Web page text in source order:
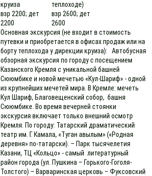
круиза
взр 2200; дет
2200
теплоходе)
взр 2600; дет
2600
Основная экскурсия (не входит в стоимость
путевки и приобретается в офисах продаж или на
борту теплохода у дирекции круиза): Автобусная
обзорная экскурсия по городу с посещением
Казанского Кремля с уникальной башней
Сююмбике и новой мечетью «Кул-Шариф» - одной
из крупнейших мечетей мира. В Кремле: мечеть
Кул Шариф, Благовещенский собор, башня
Сююмбике. Во время вечерней стоянки
экскурсия включает только внешний осмотр
Кремля. По городу: Татарский драматический
театр им. Г. Камала, «Туган авылым» («Родная
деревня» по-татарски). – Парк тысячелетия
Казани, ТЦ «Кольцо» - самый литературный
район города (ул. Пушкина – Горького-Гоголя-
Толстого) – Варваринская церковь – Фуксовский